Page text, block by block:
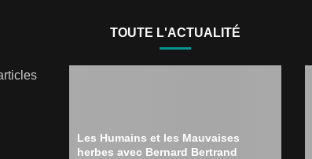
TOUTE L'ACTUALITÉ
Les Humains et les Mauvaises
herbes avec Bernard Bertrand